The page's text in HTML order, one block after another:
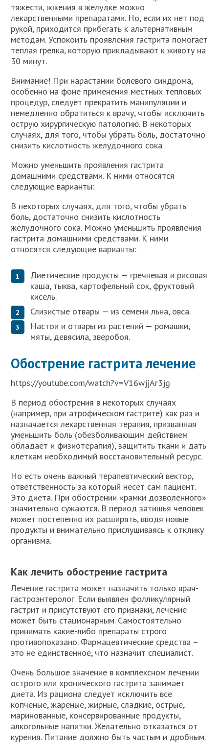
тяжести, жжения в желудке можно
лекарственными препаратами. Но, если их нет под
рукой, приходится прибегать к альтернативным
методам. Успокоить проявления гастрита помогает
теплая грелка, которую прикладывают к животу на
30 минут.
Внимание! При нарастании болевого синдрома,
особенно на фоне применения местных тепловых
процедур, следует прекратить манипуляции и
немедленно обратиться к врачу, чтобы исключить
острую хирургическую патологию. В некоторых
случаях, для того, чтобы убрать боль, достаточно
снизить кислотность желудочного сока
Можно уменьшить проявления гастрита
домашними средствами. К ними относятся
следующие варианты:
В некоторых случаях, для того, чтобы убрать
боль, достаточно снизить кислотность
желудочного сока. Можно уменьшить проявления
гастрита домашними средствами. К ними
относятся следующие варианты:
Диетические продукты — гречневая и рисовая
каша, тыква, картофельный сок, фруктовый
кисель.
Слизистые отвары — из семени льна, овса.
Настои и отвары из растений — ромашки,
мяты, девясила, зверобоя.
Обострение гастрита лечение
https://youtube.com/watch?v=V16wjjAr3jg
В период обострения в некоторых случаях
(например, при атрофическом гастрите) как раз и
назначается лекарственная терапия, призванная
уменьшить боль (обезболивающим действием
обладает и физиотерапия), защитить ткани и дать
клеткам необходимый восстановительный ресурс.
Но есть очень важный терапевтический вектор,
ответственность за который несет сам пациент.
Это диета. При обострении «рамки дозволенного»
значительно сужаются. В период затишья человек
может постепенно их расширять, вводя новые
продукты и внимательно прислушиваясь к отклику
организма.
Как лечить обострение гастрита
Лечение гастрита может назначить только врач-
гастроэнтеролог. Если выявлен фолликулярный
гастрит и присутствуют его признаки, лечение
может быть стационарным. Самостоятельно
принимать какие-либо препараты строго
противопоказано. Фармацевтические средства –
это не единственное, что назначит специалист.
Очень большое значение в комплексном лечении
острого или хронического гастрита занимает
диета. Из рациона следует исключить все
копченые, жареные, жирные, сладкие, острые,
маринованные, консервированные продукты,
алкогольные напитки. Желательно отказаться от
курения. Питание должно быть частым и дробным.